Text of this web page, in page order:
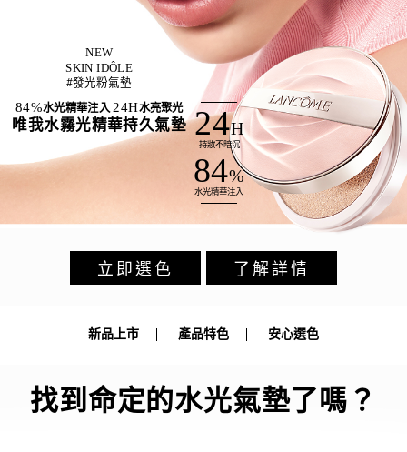
NEW
SKIN IDÔLE
#發光粉氣墊
84%水光精華注入24H水亮聚光
唯我水霧光精華持久氣墊 24H
持妝不暗沉
84%
水光精華注入
立即選色 了解詳情
新品上市 產品特色 安心選色
找到命定的水光氣墊了嗎？